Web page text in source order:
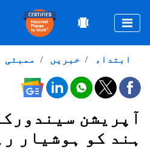
ممبئی خبریں ابتداء
آپریشن
ہند کو ہوشیار